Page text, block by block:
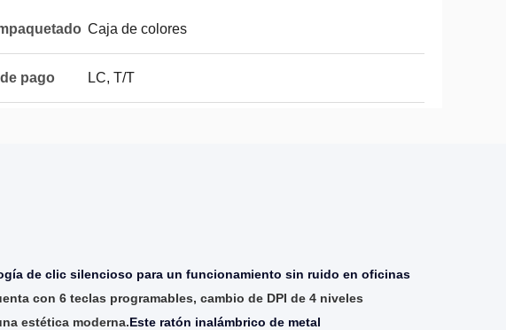
Caja de colores
pago LC, T/T
de clic silencioso para un funcionamiento sin ruido en oficinas
con 6 teclas programables, cambio de DPI de 4 niveles
estética moderna.Este ratón inalámbrico de metal